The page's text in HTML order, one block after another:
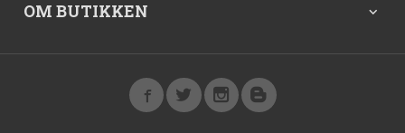
OM BUTIKKEN